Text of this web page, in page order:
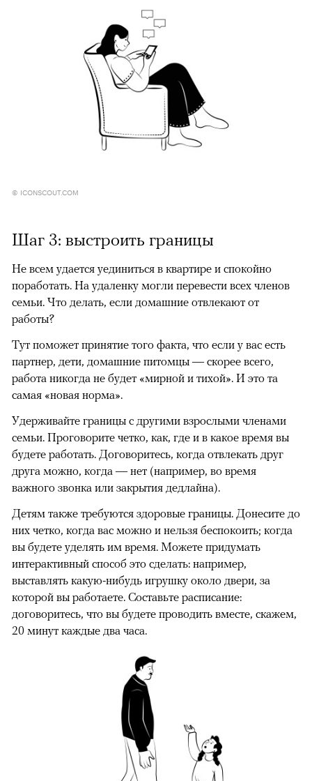
© ICONSCOUT.COM
Шаг 3: выстроить границы
Не всем удается уединиться в квартире и спокойно
поработать. На удаленку могли перевести всех членов
семьи. Что делать, если домашние отвлекают от
работы?
Тут поможет принятие того факта, что если у вас есть
партнер, дети, домашние питомцы — скорее всего,
работа никогда не будет «мирной и тихой». И это та
самая «новая норма».
Удерживайте границы с другими взрослыми членами
семьи. Проговорите четко, как, где и в какое время вы
будете работать. Договоритесь, когда отвлекать друг
друга можно, когда — нет (например, во время
важного звонка или закрытия дедлайна).
Детям также требуются здоровые границы. Донесите до
них четко, когда вас можно и нельзя беспокоить; когда
вы будете уделять им время. Можете придумать
интерактивный способ это сделать: например,
выставлять какую-нибудь игрушку около двери, за
которой вы работаете. Составьте расписание:
договоритесь, что вы будете проводить вместе, скажем,
20 минут каждые два часа.